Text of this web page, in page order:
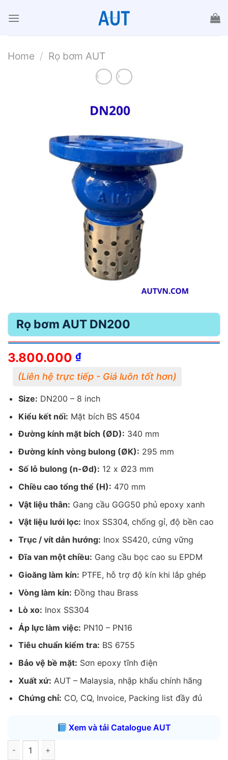
đến
Home / Rọ bơm AUT
Rọ bơm AUT DN200
3.800.000 ₫
Size: DN200 – 8 inch
Kiểu kết nối: Mặt bích BS 4504
Đường kính mặt bích (ØD): 340 mm
Đường kính vòng bulong (ØK): 295 mm
Số lỗ bulong (n-Ød): 12 x Ø23 mm
Chiều cao tổng thể (H): 470 mm
Vật liệu thân: Gang cầu GGG50 phủ epoxy xanh
Vật liệu lưới lọc: Inox SS304, chống gỉ, độ bền cao
Trục / vít dẫn hướng: Inox SS420, cứng vững
Đĩa van một chiều: Gang cầu bọc cao su EPDM
Gioăng làm kín: PTFE, hỗ trợ độ kín khi lắp ghép
Vòng làm kín: Đồng thau Brass
Lò xo: Inox SS304
Áp lực làm việc: PN10 – PN16
Tiêu chuẩn kiểm tra: BS 6755
Bảo vệ bề mặt: Sơn epoxy tĩnh điện
Xuất xứ: AUT – Malaysia, nhập khẩu chính hãng
Chứng chỉ: CO, CQ, Invoice, Packing list đầy đủ
Xem và tải Catalogue AUT